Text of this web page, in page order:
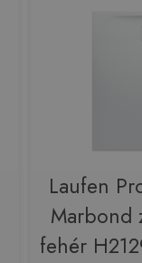
Laufen
Marbond
fehér